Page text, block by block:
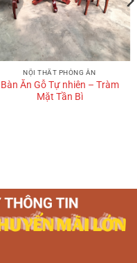
NỘI THẤT PHÒNG ĂN
Bàn Ăn Gỗ Tự nhiên – Tràm
Mặt Tần Bì